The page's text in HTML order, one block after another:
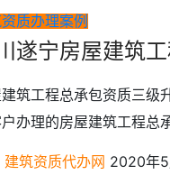
质办理案例
遂宁房屋建筑
筑工程总承包资质三
办理的房屋建筑工程总
建筑资质代办网 2020年